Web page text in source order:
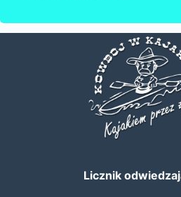
Licznik